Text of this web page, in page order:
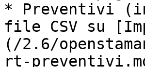
* Preventivi
file CSV su
(/2.6/
rt-